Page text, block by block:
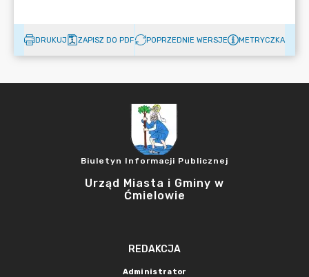
DRUKUJ ZAPISZ DO PDF POPRZEDNIE WERSJE METRYCZKA
Biuletyn Informacji Publicznej
Urząd Miasta i Gminy w
Ćmielowie
REDAKCJA
Administrator